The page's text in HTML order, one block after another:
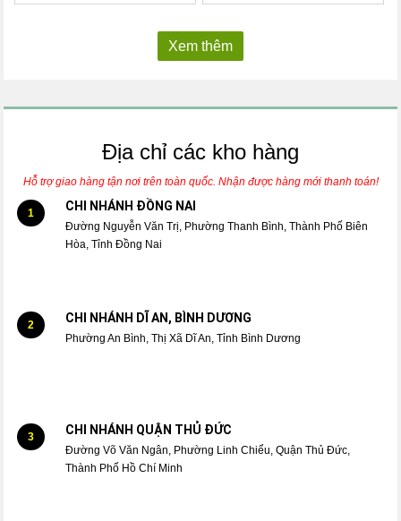
Xem thêm
Địa chỉ các kho hàng
Hỗ trợ giao hàng tận nơi trên toàn quốc. Nhận được hàng mới thanh toán!
1 CHI NHÁNH ĐỒNG NAI
Đường Nguyễn Văn Trị, Phường Thanh Bình, Thành Phố Biên
Hòa, Tỉnh Đồng Nai
2 CHI NHÁNH DĨ AN, BÌNH DƯƠNG
Phường An Bình, Thị Xã Dĩ An, Tỉnh Bình Dương
3 CHI NHÁNH QUẬN THỦ ĐỨC
Đường Võ Văn Ngân, Phường Linh Chiểu, Quận Thủ Đức,
Thành Phố Hồ Chí Minh